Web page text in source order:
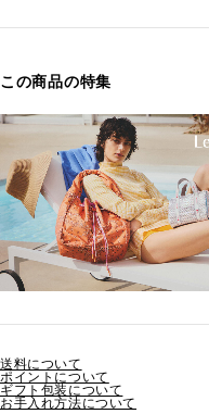
この商品の特集
送料について
ポイントについて
ギフト包装について
お手入れ方法について